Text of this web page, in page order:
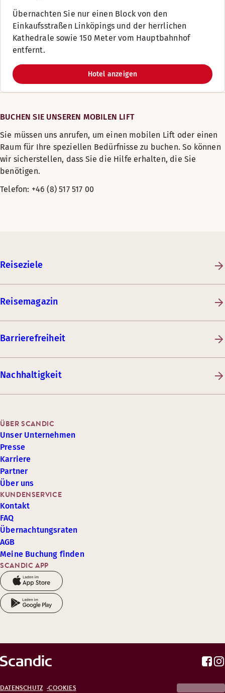
Übernachten Sie nur einen Block von den
Einkaufsstraßen Linköpings und der herrlichen
Kathedrale sowie 150 Meter vom Hauptbahnhof
entfernt.
Hotel anzeigen
BUCHEN SIE UNSEREN MOBILEN LIFT
Sie müssen uns anrufen, um einen mobilen Lift oder einen
Raum für Ihre speziellen Bedürfnisse zu buchen. So können
wir sicherstellen, dass Sie die Hilfe erhalten, die Sie
benötigen.
Telefon: +46 (8) 517 517 00
Reiseziele
Reisemagazin
Barrierefreiheit
Nachhaltigkeit
SCANDIC APP
KUNDENSERVICE
Kontakt
FAQ
Übernachtungsraten
AGB
Meine Buchung finden
ÜBER SCANDIC
Unser Unternehmen
Presse
Karriere
Partner
Über uns
DATENSCHUTZ COOKIES